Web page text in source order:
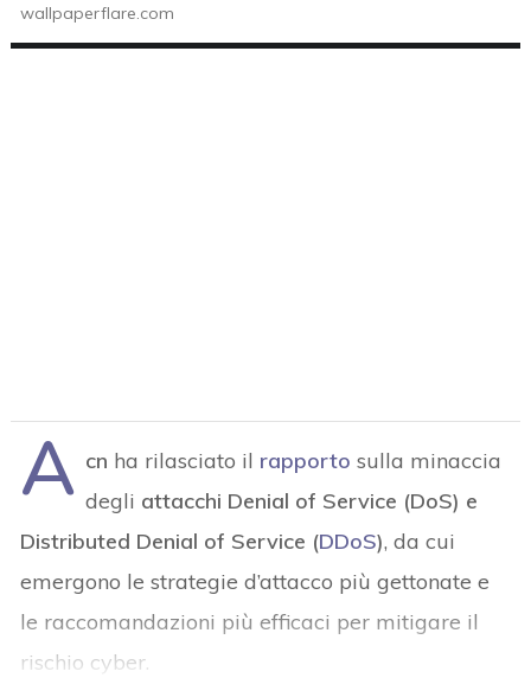
wallpaperflare.com
A cn ha rilasciato il rapporto sulla minaccia
degli attacchi Denial of Service (DoS) e
Distributed Denial of Service (DDoS), da cui
emergono le strategie d’attacco più gettonate e
le raccomandazioni più efficaci per mitigare il
rischio cyber.